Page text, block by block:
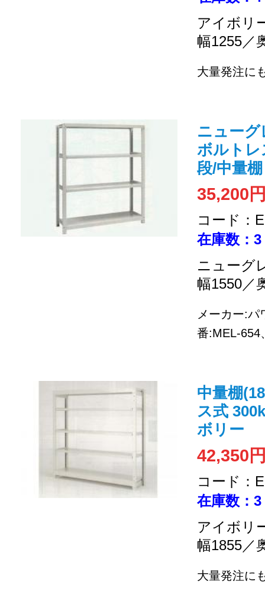
アイボリ
幅1255／
大量発注に
ニューグ
ボルトレ
段/中量棚
35,200
コード：
在庫数：3
ニューグ
幅1550／
メーカー:パ
番:MEL-654
中量棚
ス式
ボリー
42,350
コード：
在庫数：3
アイボリ
幅1855／
大量発注に